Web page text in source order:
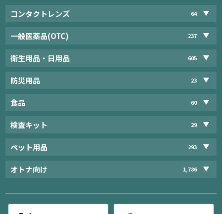
コンタクトレンズ 64
一般医薬品(OTC) 237
衛生用品・日用品 605
防災用品 23
食品 60
検査キット 29
ペット用品 293
オトナ向け 1,786